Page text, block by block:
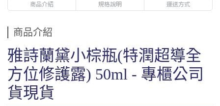
商品介紹 規格說明 運送方式
商品介紹
雅詩蘭黛小棕瓶(特潤超導全
方位修護露) 50ml - 專櫃公司
貨現貨